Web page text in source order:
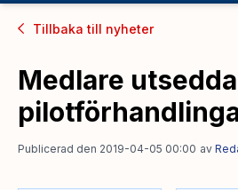
Tillbaka till nyheter
Medlare
Publicerad den 2019-04-05 00:00 av